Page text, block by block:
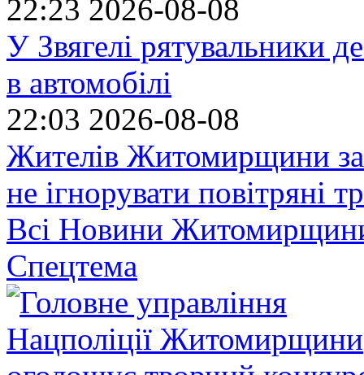
22:23 2026-08-08
У Звягелі рятувальники
в автомобілі
22:03 2026-08-08
Жителів Житомирщини
не ігнорувати повітряні
Всі Новини
Спецтема